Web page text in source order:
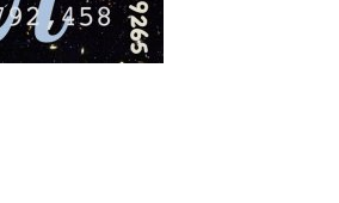
otras muchas cosas,
“vivian” en las